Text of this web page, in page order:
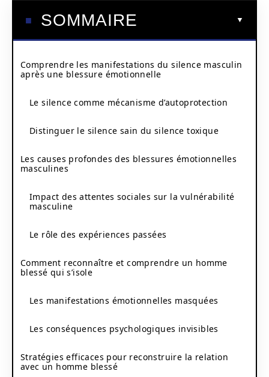
SOMMAIRE
Comprendre les manifestations du silence masculin
après une blessure émotionnelle
Le silence comme mécanisme d’autoprotection
Distinguer le silence sain du silence toxique
Les causes profondes des blessures émotionnelles
masculines
Impact des attentes sociales sur la vulnérabilité
masculine
Le rôle des expériences passées
Comment reconnaître et comprendre un homme
blessé qui s’isole
Les manifestations émotionnelles masquées
Les conséquences psychologiques invisibles
Stratégies efficaces pour reconstruire la relation
avec un homme blessé